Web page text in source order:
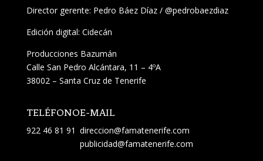
Director gerente: Pedro Báez Díaz / @pedrobaezdiaz
Edición digital: Cidecán
Producciones Bazumán
Calle San Pedro Alcántara, 11 – 4ºA
38002 – Santa Cruz de Tenerife
TELÉFONO
922 46 81 91
E-MAIL
direccion@famatenerife.com
publicidad@famatenerife.com